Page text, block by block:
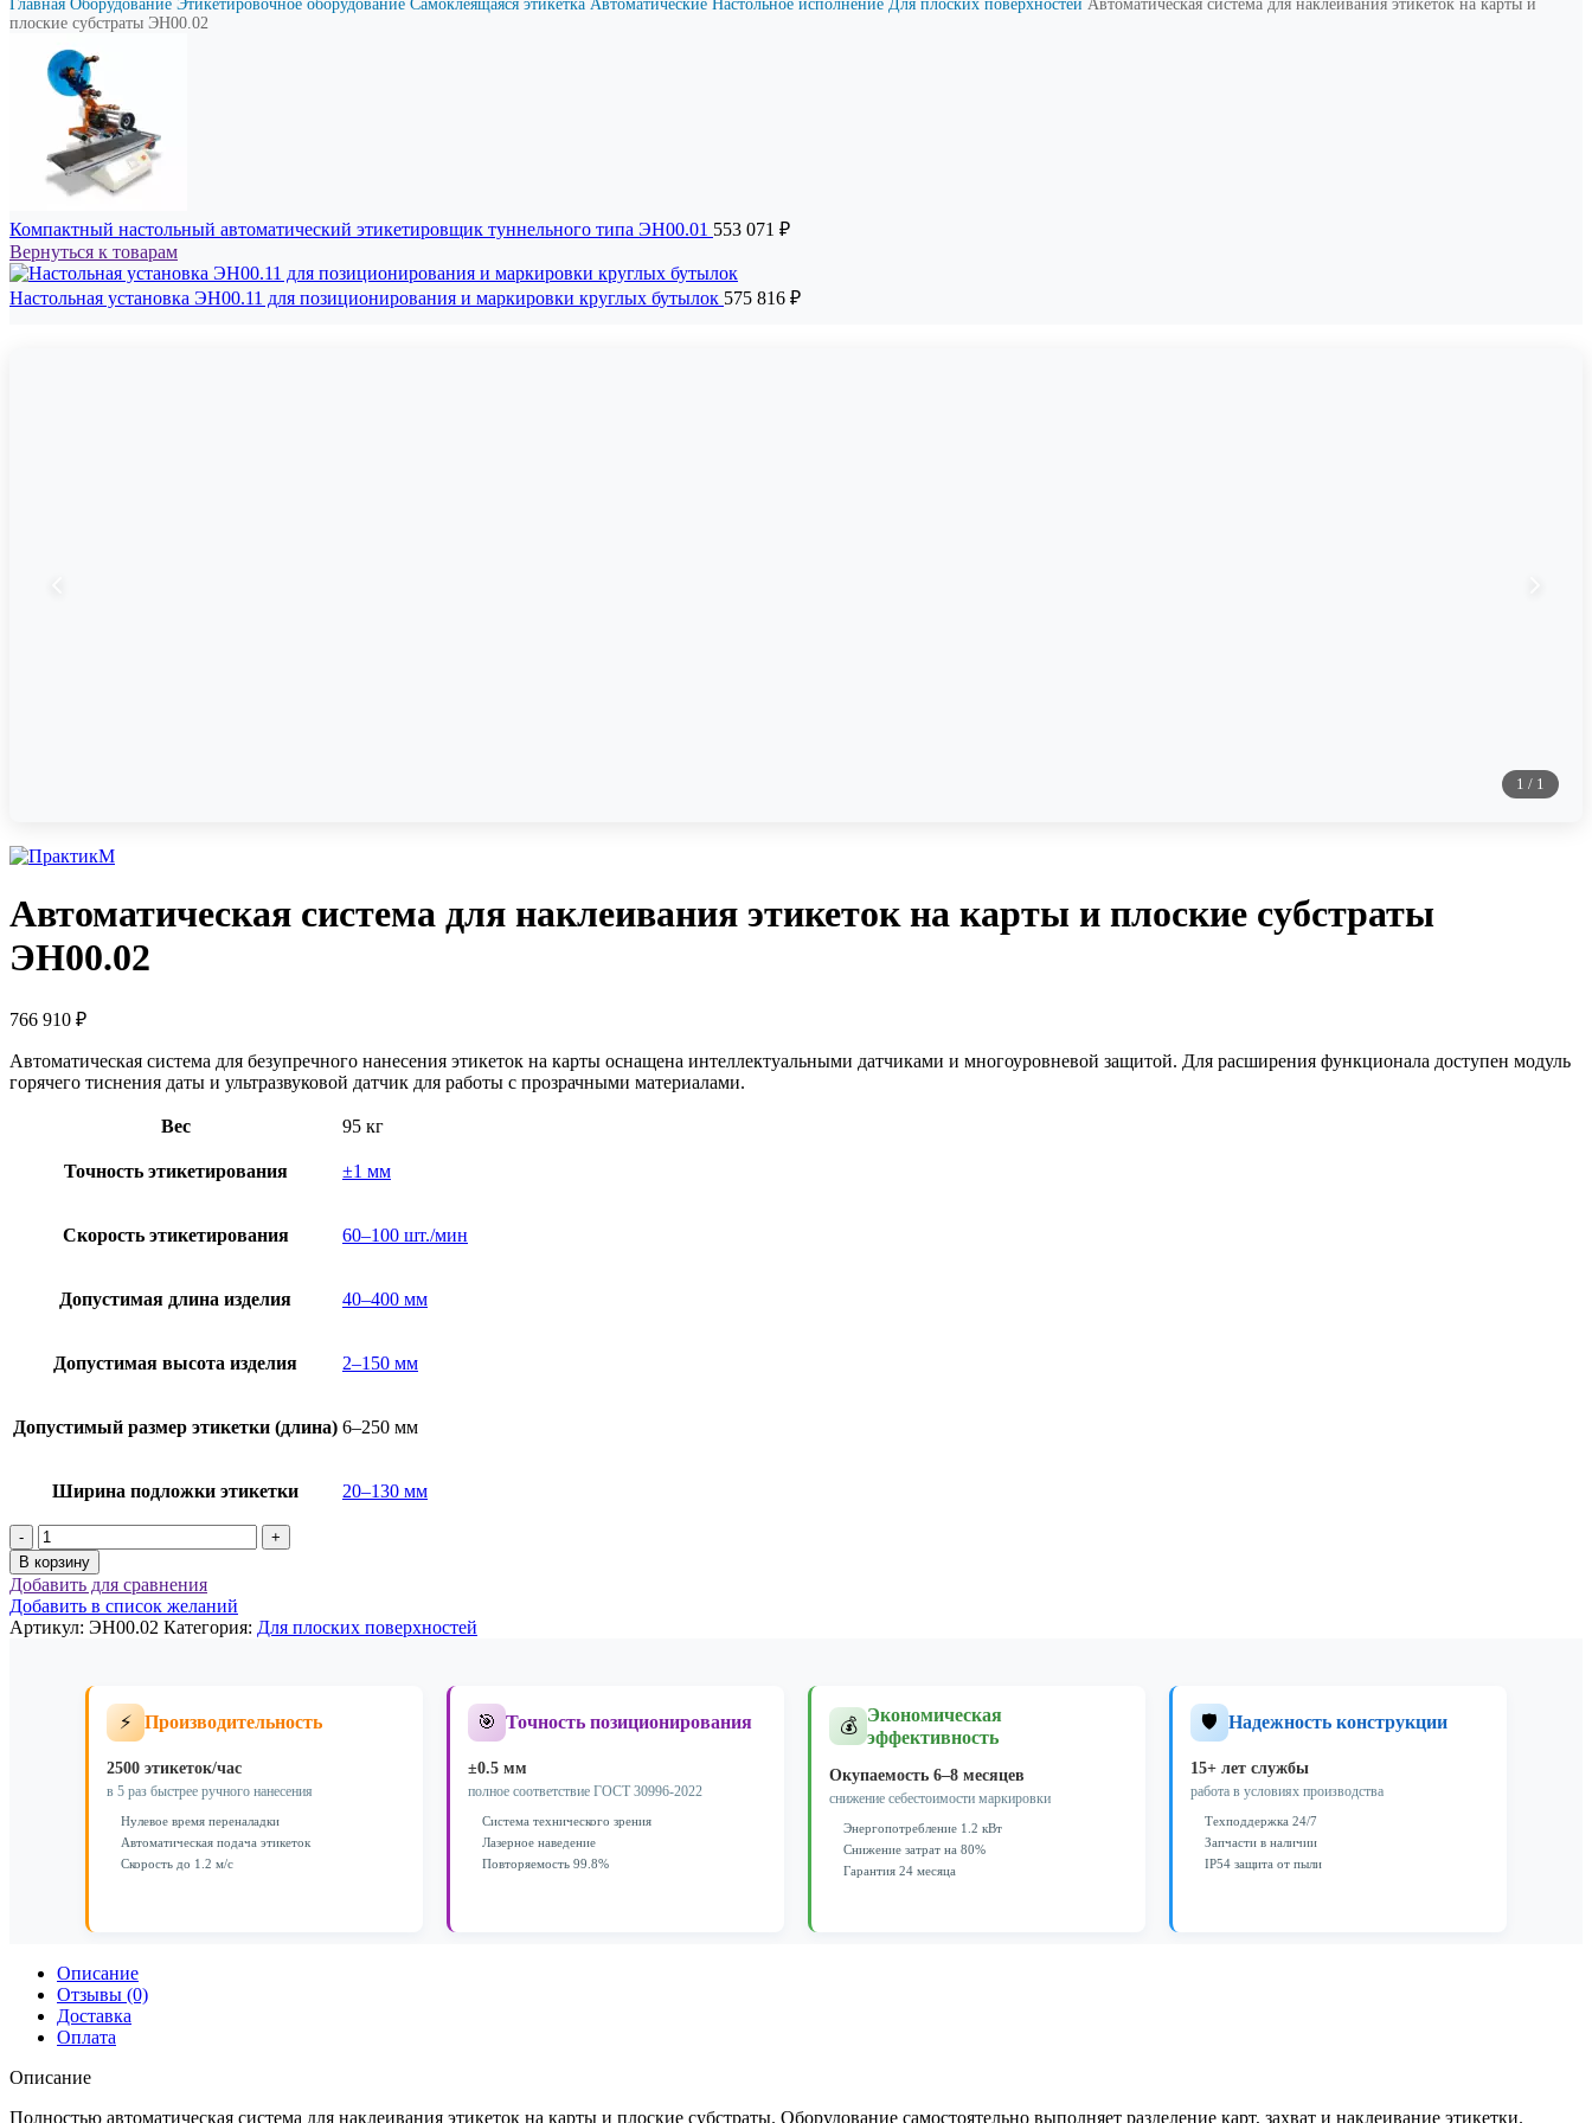
Главная Оборудование Этикетировочное оборудование Самоклеящаяся этикетка Автоматические Настольное исполнение Для плоских поверхностей Автоматическая система для наклеивания этикеток на карты и
плоские субстраты ЭН00.02
Компактный настольный автоматический этикетировщик туннельного типа ЭН00.01 553 071 ₽
Вернуться к товарам
Настольная установка ЭН00.11 для позиционирования и маркировки круглых бутылок 575 816 ₽
1 / 1
Автоматическая система для наклеивания этикеток на карты и плоские субстраты
ЭН00.02
766 910 ₽
Автоматическая система для безупречного нанесения этикеток на карты оснащена интеллектуальными датчиками и многоуровневой защитой. Для расширения функционала доступен модуль
горячего тиснения даты и ультразвуковой датчик для работы с прозрачными материалами.
Вес 95 кг
Точность этикетирования ±1 мм
Скорость этикетирования 60–100 шт./мин
Допустимая длина изделия 40–400 мм
Допустимая высота изделия 2–150 мм
Допустимый размер этикетки (длина) 6–250 мм
Ширина подложки этикетки 20–130 мм
Количество
товара
Автоматическая
система
для
наклеивания
субстраты
В корзину
Добавить для сравнения
Добавить в список желаний
Артикул: ЭН00.02 Категория: Для плоских поверхностей
⚡ Производительность
2500 этикеток/час
в 5 раз быстрее ручного нанесения
Нулевое время переналадки
Автоматическая подача этикеток
Скорость до 1.2 м/с
🎯 Точность позиционирования
±0.5 мм
полное соответствие ГОСТ 30996-2022
Система технического зрения
Лазерное наведение
Повторяемость 99.8%
💰
Экономическая
эффективность
Окупаемость 6–8 месяцев
снижение себестоимости маркировки
Энергопотребление 1.2 кВт
Снижение затрат на 80%
Гарантия 24 месяца
🛡️ Надежность конструкции
15+ лет службы
работа в условиях производства
Техподдержка 24/7
Запчасти в наличии
IP54 защита от пыли
Описание
Отзывы (0)
Доставка
Оплата
Описание
Полностью автоматическая система для наклеивания этикеток на карты и плоские субстраты. Оборудование самостоятельно выполняет разделение карт, захват и наклеивание этикетки.